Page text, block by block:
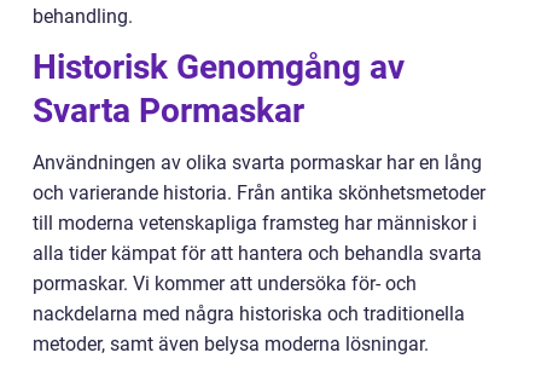
behandling.
Historisk Genomgång av
Svarta Pormaskar
Användningen av olika svarta pormaskar har en lång
och varierande historia. Från antika skönhetsmetoder
till moderna vetenskapliga framsteg har människor i
alla tider kämpat för att hantera och behandla svarta
pormaskar. Vi kommer att undersöka för- och
nackdelarna med några historiska och traditionella
metoder, samt även belysa moderna lösningar.